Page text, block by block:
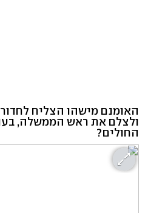
האומנם מישהו הצליח
ולצלם את ראש הממשלה,
החולים?